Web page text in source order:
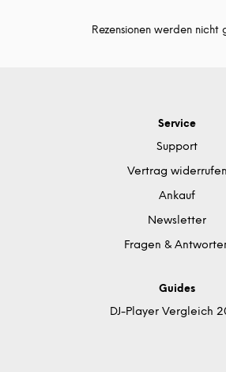
Rezensionen werden nicht
Service
Support
Vertrag widerrufen
Ankauf
Newsletter
Fragen &
Guides
DJ-Player Vergleich